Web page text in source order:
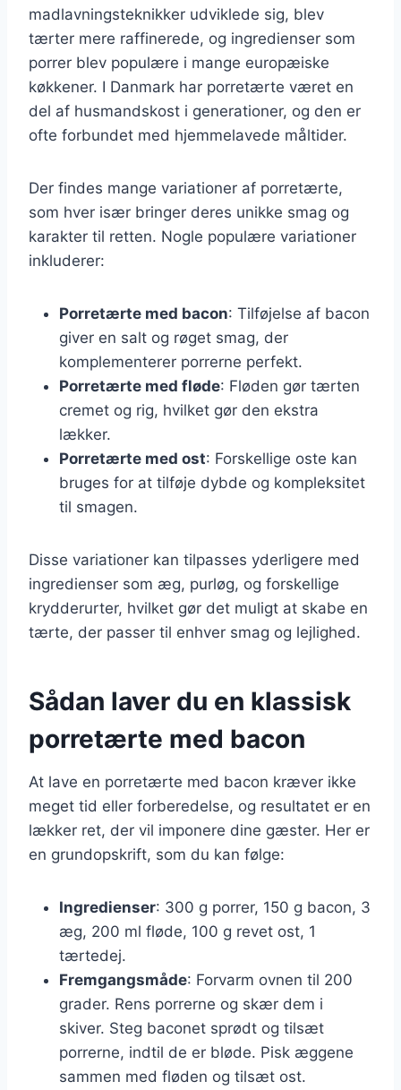
madlavningsteknikker udviklede sig, blev
tærter mere raffinerede, og ingredienser som
porrer blev populære i mange europæiske
køkkener. I Danmark har porretærte været en
del af husmandskost i generationer, og den er
ofte forbundet med hjemmelavede måltider.
Der findes mange variationer af porretærte,
som hver især bringer deres unikke smag og
karakter til retten. Nogle populære variationer
inkluderer:
Porretærte med bacon: Tilføjelse af bacon
giver en salt og røget smag, der
komplementerer porrerne perfekt.
Porretærte med fløde: Fløden gør tærten
cremet og rig, hvilket gør den ekstra
lækker.
Porretærte med ost: Forskellige oste kan
bruges for at tilføje dybde og kompleksitet
til smagen.
Disse variationer kan tilpasses yderligere med
ingredienser som æg, purløg, og forskellige
krydderurter, hvilket gør det muligt at skabe en
tærte, der passer til enhver smag og lejlighed.
Sådan laver du en klassisk
porretærte med bacon
At lave en porretærte med bacon kræver ikke
meget tid eller forberedelse, og resultatet er en
lækker ret, der vil imponere dine gæster. Her er
en grundopskrift, som du kan følge:
Ingredienser: 300 g porrer, 150 g bacon, 3
æg, 200 ml fløde, 100 g revet ost, 1
tærtedej.
Fremgangsmåde: Forvarm ovnen til 200
grader. Rens porrerne og skær dem i
skiver. Steg baconet sprødt og tilsæt
porrerne, indtil de er bløde. Pisk æggene
sammen med fløden og tilsæt ost.